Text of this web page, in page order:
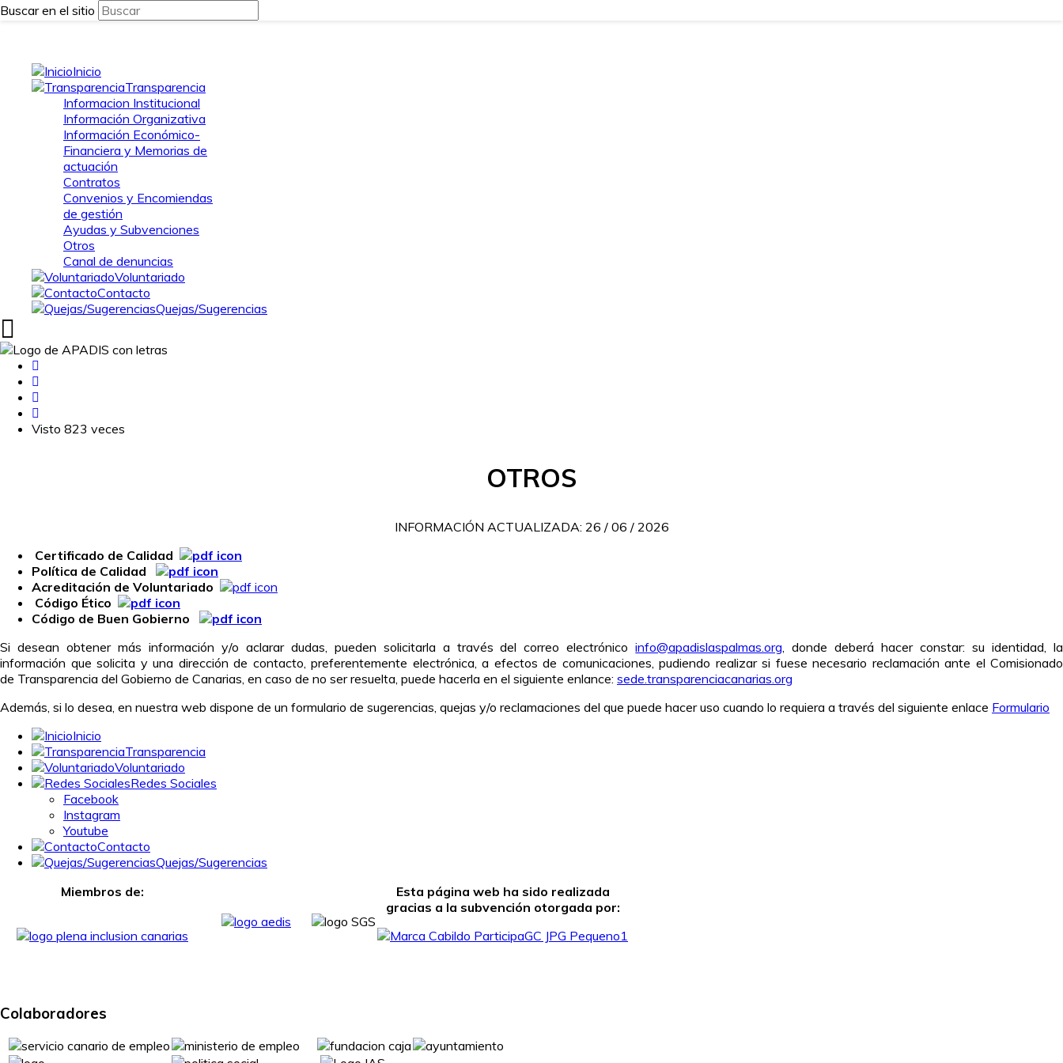
Buscar en el sitio
Inicio
Transparencia
Informacion Institucional
Información Organizativa
Información Económico-
Financiera y Memorias de
actuación
Contratos
Convenios y Encomiendas
de gestión
Ayudas y Subvenciones
Otros
Canal de denuncias
Voluntariado
Contacto
Quejas/Sugerencias
Visto 823 veces
OTROS
INFORMACIÓN ACTUALIZADA: 26 / 06 / 2026
Certificado de Calidad
Política de Calidad
Acreditación de Voluntariado
Código Ético
Código de Buen Gobierno
Si desean obtener más información y/o aclarar dudas, pueden solicitarla a través del correo electrónicoinfo@apadislaspalmas.org, donde deberá hacer constar: su identidad, la
información que solicita y una dirección de contacto, preferentemente electrónica, a efectos de comunicaciones, pudiendo realizar si fuese necesario reclamación ante el Comisionado
de Transparencia del Gobierno de Canarias, en caso de no ser resuelta, puede hacerla en el siguiente enlance: sede.transparenciacanarias.org
Además, si lo desea, en nuestra web dispone de un formulario de sugerencias, quejas y/o reclamaciones del que puede hacer uso cuando lo requiera a través del siguiente enlace Formulario
Inicio
Transparencia
Voluntariado
Redes Sociales
Facebook
Instagram
Youtube
Contacto
Quejas/Sugerencias
Miembros de:
Esta página web ha sido realizada
gracias a la subvención otorgada por:
Colaboradores